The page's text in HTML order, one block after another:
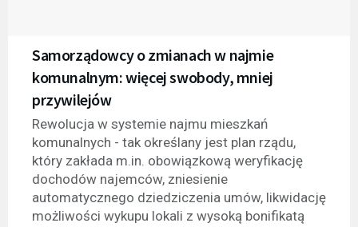
Samorządowcy o zmianach w najmie
komunalnym: więcej swobody, mniej
przywilejów
Rewolucja w systemie najmu mieszkań
komunalnych - tak określany jest plan rządu,
który zakłada m.in. obowiązkową weryfikację
dochodów najemców, zniesienie
automatycznego dziedziczenia umów, likwidację
możliwości wykupu lokali z wysoką bonifikatą